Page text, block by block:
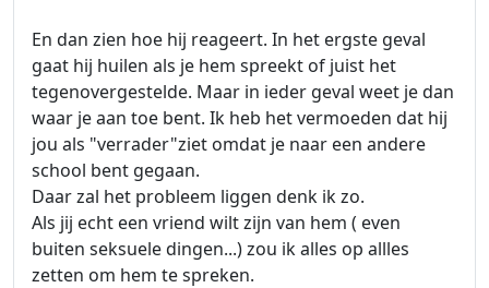
En dan zien hoe hij reageert. In het ergste geval
gaat hij huilen als je hem spreekt of juist het
tegenovergestelde. Maar in ieder geval weet je dan
waar je aan toe bent. Ik heb het vermoeden dat hij
jou als "verrader"ziet omdat je naar een andere
school bent gegaan.
Daar zal het probleem liggen denk ik zo.
Als jij echt een vriend wilt zijn van hem ( even
buiten seksuele dingen...) zou ik alles op allles
zetten om hem te spreken.